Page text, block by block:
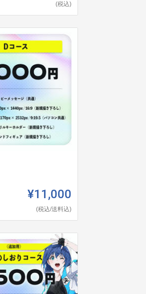
(税込)
¥11,000
(税込/送料込)